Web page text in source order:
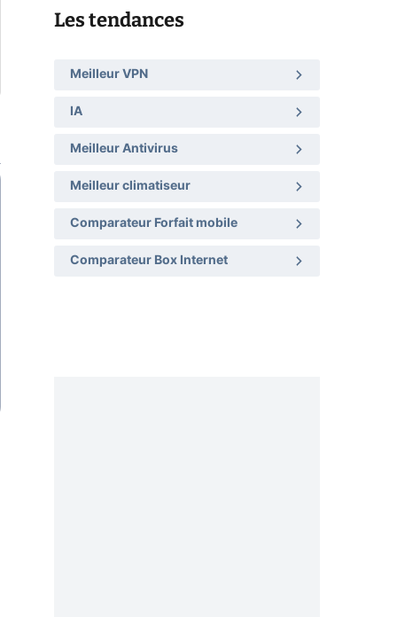
Les tendances
Meilleur VPN
IA
Meilleur Antivirus
Meilleur climatiseur
Comparateur Forfait mobile
Comparateur Box Internet